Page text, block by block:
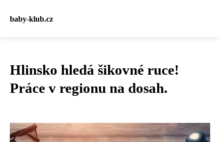
baby-klub.cz
Hlinsko hledá šikovné ruce!
Práce v regionu na dosah.